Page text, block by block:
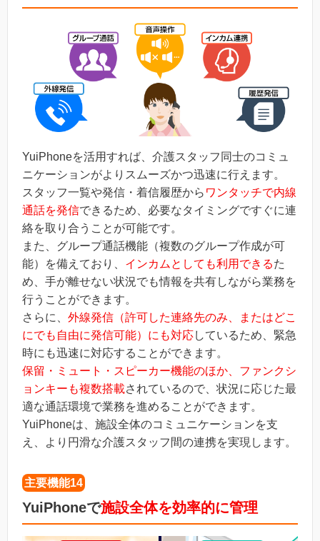
YuiPhoneを活用すれば、介護スタッフ同士のコミュ
ニケーションがよりスムーズかつ迅速に行えます。
スタッフ一覧や発信・着信履歴から ワンタッチで内線
通話を発信できるため、必要なタイミングですぐに連
絡を取り合うことが可能です。
また、グループ通話機能（複数のグループ作成が可
能）を備えており、 インカムとしても利用できるた
め、手が離せない状況でも情報を共有しながら業務を
行うことができます。
さらに、 外線発信（許可した連絡先のみ、またはどこ
にでも自由に発信可能）にも対応しているため、緊急
時にも迅速に対応することができます。
保留・ミュート・スピーカー機能のほか、ファンクシ
ョンキーも複数搭載されているので、状況に応じた最
適な通話環境で業務を進めることができます。
YuiPhoneは、施設全体のコミュニケーションを支
え、より円滑な介護スタッフ間の連携を実現します。
主要機能14
YuiPhoneで施設全体を効率的に管理